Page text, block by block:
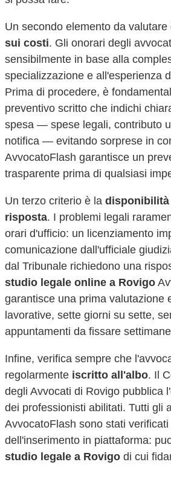
Un secondo elemento da valutare
sui costi. Gli onorari degli
sensibilmente in base alla
specializzazione e all'esperienza
Prima di procedere, è
preventivo scritto che indichi
spesa — spese legali, contributo
notifica — evitando sorprese in
AvvocatoFlash garantisce un
trasparente prima di qualsiasi
Un terzo criterio è la disponibilità
risposta. I problemi legali
orari d'ufficio: un licenziamento
comunicazione dall'ufficiale
dal Tribunale richiedono una
studio legale online a Rovigo
garantisce una prima valutazione
lavorative, sette giorni su sette,
appuntamenti da fissare
Infine, verifica sempre che
regolarmente iscritto all'albo. Il
degli Avvocati di Rovigo pubblica
dei professionisti abilitati. Tutti gli
AvvocatoFlash sono stati
dell'inserimento in piattaforma:
studio legale a Rovigo di cui